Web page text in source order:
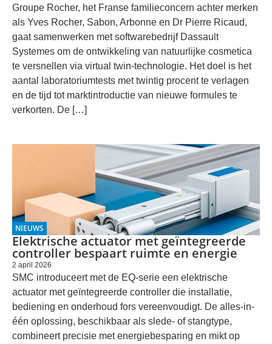
Groupe Rocher, het Franse familieconcern achter merken
als Yves Rocher, Sabon, Arbonne en Dr Pierre Ricaud,
gaat samenwerken met softwarebedrijf Dassault
Systemes om de ontwikkeling van natuurlijke cosmetica
te versnellen via virtual twin-technologie. Het doel is het
aantal laboratoriumtests met twintig procent te verlagen
en de tijd tot marktintroductie van nieuwe formules te
verkorten. De […]
NIEUWS
Elektrische actuator met geïntegreerde
controller bespaart ruimte en energie
2 april 2026
SMC introduceert met de EQ-serie een elektrische
actuator met geïntegreerde controller die installatie,
bediening en onderhoud fors vereenvoudigt. De alles-in-
één oplossing, beschikbaar als slede- of stangtype,
combineert precisie met energiebesparing en mikt op